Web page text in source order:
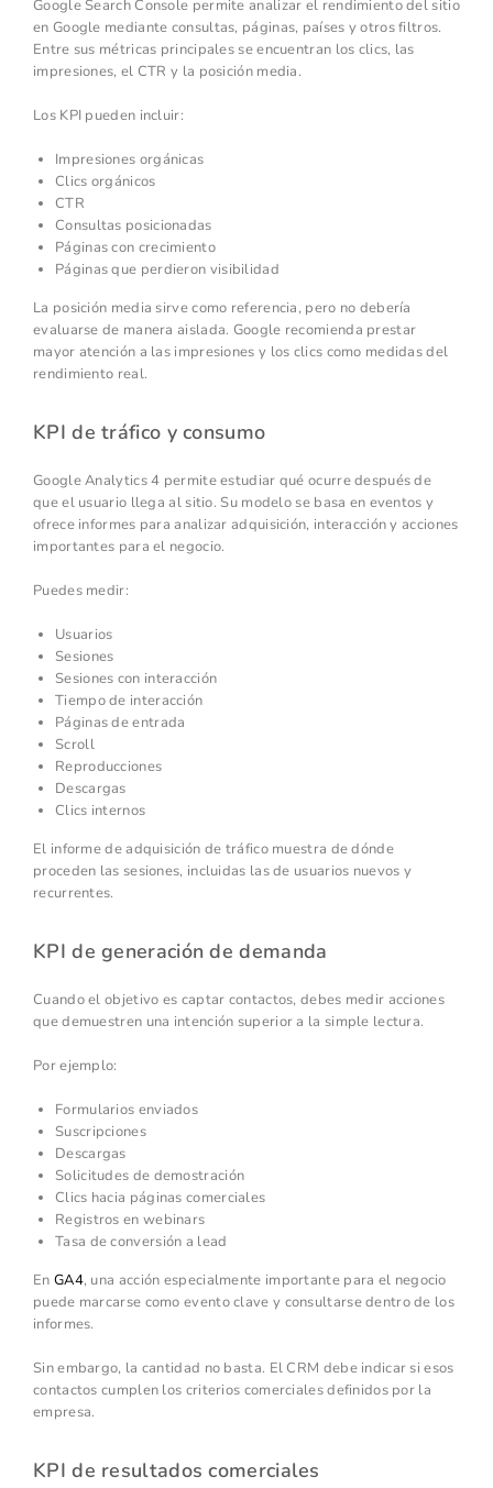
Google Search Console permite analizar el rendimiento del sitio
en Google mediante consultas, páginas, países y otros filtros.
Entre sus métricas principales se encuentran los clics, las
impresiones, el CTR y la posición media.
Los KPI pueden incluir:
Impresiones orgánicas
Clics orgánicos
CTR
Consultas posicionadas
Páginas con crecimiento
Páginas que perdieron visibilidad
La posición media sirve como referencia, pero no debería
evaluarse de manera aislada. Google recomienda prestar
mayor atención a las impresiones y los clics como medidas del
rendimiento real.
KPI de tráfico y consumo
Google Analytics 4 permite estudiar qué ocurre después de
que el usuario llega al sitio. Su modelo se basa en eventos y
ofrece informes para analizar adquisición, interacción y acciones
importantes para el negocio.
Puedes medir:
Usuarios
Sesiones
Sesiones con interacción
Tiempo de interacción
Páginas de entrada
Scroll
Reproducciones
Descargas
Clics internos
El informe de adquisición de tráfico muestra de dónde
proceden las sesiones, incluidas las de usuarios nuevos y
recurrentes.
KPI de generación de demanda
Cuando el objetivo es captar contactos, debes medir acciones
que demuestren una intención superior a la simple lectura.
Por ejemplo:
Formularios enviados
Suscripciones
Descargas
Solicitudes de demostración
Clics hacia páginas comerciales
Registros en webinars
Tasa de conversión a lead
En GA4, una acción especialmente importante para el negocio
puede marcarse como evento clave y consultarse dentro de los
informes.
Sin embargo, la cantidad no basta. El CRM debe indicar si esos
contactos cumplen los criterios comerciales definidos por la
empresa.
KPI de resultados comerciales